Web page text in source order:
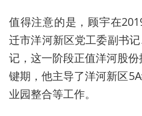
值得注意的是，顾宇在
迁市洋河新区党工委副书
记，这一阶段正值洋河股份
键期，他主导了洋河新区
业园整合等工作。